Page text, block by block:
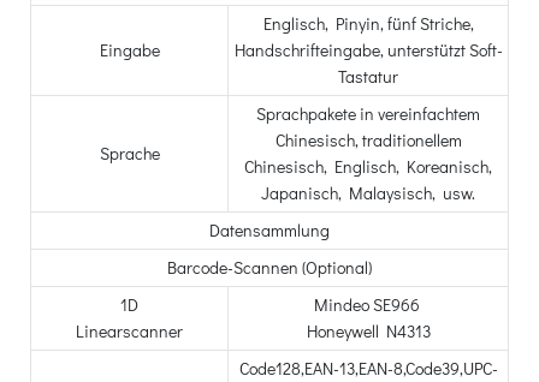
Eingabe
Englisch, Pinyin, fünf Striche,
Handschrifteingabe, unterstützt Soft-
Tastatur
Sprache
Sprachpakete in vereinfachtem
Chinesisch, traditionellem
Chinesisch, Englisch, Koreanisch,
Japanisch, Malaysisch, usw.
Datensammlung
Barcode-Scannen (Optional)
1D
Linearscanner
Mindeo SE966
Honeywell N4313
Code128,EAN-13,EAN-8,Code39,UPC-